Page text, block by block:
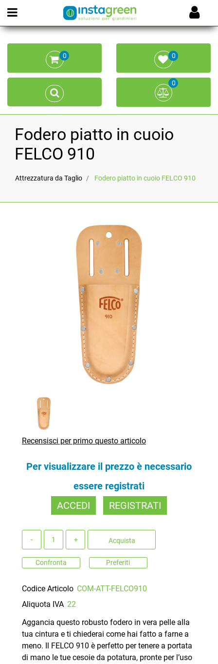
Open menu
0 0
0
Fodero piatto in cuoio
FELCO 910
Attrezzatura da Taglio Fodero piatto in cuoio FELCO 910
Recensisci per primo questo articolo
Per visualizzare il prezzo è necessario
essere registrati
ACCEDI
REGISTRATI
Acquista
Confronta Preferiti
Codice Articolo COM-ATT-FELCO910
Aliquota IVA 22
Aggancia questo robusto fodero in vera pelle alla
tua cintura e ti chiederai come hai fatto a farne a
meno. Il FELCO 910 è perfetto per tenere a portata
di mano le tue cesoie da potatura, pronte per l’uso